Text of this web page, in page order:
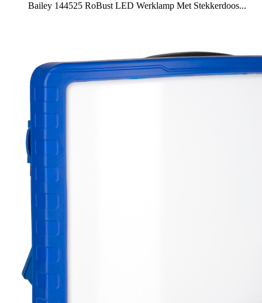
Bailey 144525 RoBust LED Werklamp Met Stekkerdoos...